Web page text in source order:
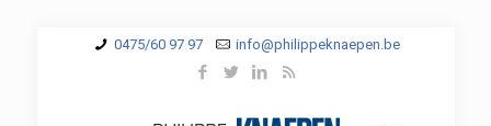
0475/60 97 97 info@philippeknaepen.be